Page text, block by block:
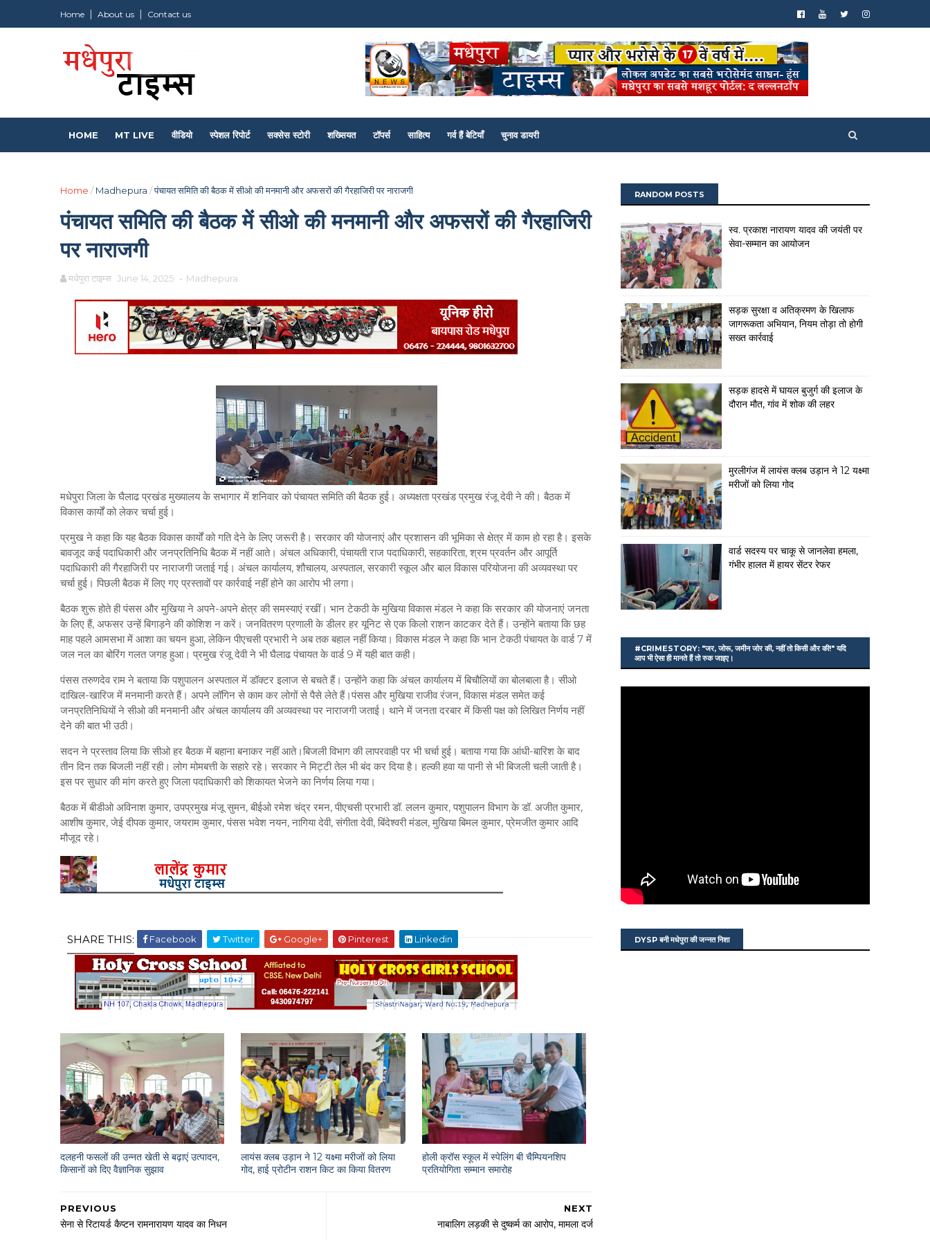
Home About us Contact us
HOME MT LIVE वीडियो स्पेशल रिपोर्ट सक्सेस स्टोरी शख्सियत टॉपर्स साहित्य गर्व हैं बेटियाँ चुनाव डायरी
Home / Madhepura /पंचायत समिति की बैठक में सीओ की मनमानी और अफसरों की गैरहाजिरी पर नाराजगी
पंचायत समिति की बैठक में सीओ की मनमानी और अफसरों की गैरहाजिरी
पर नाराजगी
मधेपुरा टाइम्स June 14, 2025 - Madhepura
मधेपुरा जिला के घैलाढ प्रखंड मुख्यालय के सभागार में शनिवार को पंचायत समिति की बैठक हुई। अध्यक्षता प्रखंड प्रमुख रंजू देवी ने की। बैठक में
विकास कार्यों को लेकर चर्चा हुई।
प्रमुख ने कहा कि यह बैठक विकास कार्यों को गति देने के लिए जरूरी है। सरकार की योजनाएं और प्रशासन की भूमिका से क्षेत्र में काम हो रहा है। इसके
बावजूद कई पदाधिकारी और जनप्रतिनिधि बैठक में नहीं आते। अंचल अधिकारी, पंचायती राज पदाधिकारी, सहकारिता, श्रम प्रवर्तन और आपूर्ति
पदाधिकारी की गैरहाजिरी पर नाराजगी जताई गई। अंचल कार्यालय, शौचालय, अस्पताल, सरकारी स्कूल और बाल विकास परियोजना की अव्यवस्था पर
चर्चा हुई। पिछली बैठक में लिए गए प्रस्तावों पर कार्रवाई नहीं होने का आरोप भी लगा।
बैठक शुरू होते ही पंसस और मुखिया ने अपने-अपने क्षेत्र की समस्याएं रखीं। भान टेकठी के मुखिया विकास मंडल ने कहा कि सरकार की योजनाएं जनता
के लिए हैं, अफसर उन्हें बिगाड़ने की कोशिश न करें। जनवितरण प्रणाली के डीलर हर यूनिट से एक किलो राशन काटकर देते हैं। उन्होंने बताया कि छह
माह पहले आमसभा में आशा का चयन हुआ, लेकिन पीएचसी प्रभारी ने अब तक बहाल नहीं किया। विकास मंडल ने कहा कि भान टेकठी पंचायत के वार्ड 7 में
जल नल का बोरिंग गलत जगह हुआ। प्रमुख रंजू देवी ने भी घैलाढ पंचायत के वार्ड 9 में यही बात कही।
पंसस तरुणदेव राम ने बताया कि पशुपालन अस्पताल में डॉक्टर इलाज से बचते हैं। उन्होंने कहा कि अंचल कार्यालय में बिचौलियों का बोलबाला है। सीओ
दाखिल-खारिज में मनमानी करते हैं। अपने लॉगिन से काम कर लोगों से पैसे लेते हैं।पंसस और मुखिया राजीव रंजन, विकास मंडल समेत कई
जनप्रतिनिधियों ने सीओ की मनमानी और अंचल कार्यालय की अव्यवस्था पर नाराजगी जताई। थाने में जनता दरबार में किसी पक्ष को लिखित निर्णय नहीं
देने की बात भी उठी।
सदन ने प्रस्ताव लिया कि सीओ हर बैठक में बहाना बनाकर नहीं आते।बिजली विभाग की लापरवाही पर भी चर्चा हुई। बताया गया कि आंधी-बारिश के बाद
तीन दिन तक बिजली नहीं रही। लोग मोमबत्ती के सहारे रहे। सरकार ने मिट्टी तेल भी बंद कर दिया है। हल्की हवा या पानी से भी बिजली चली जाती है।
इस पर सुधार की मांग करते हुए जिला पदाधिकारी को शिकायत भेजने का निर्णय लिया गया।
बैठक में बीडीओ अविनाश कुमार, उपप्रमुख मंजू सुमन, बीईओ रमेश चंद्र रमन, पीएचसी प्रभारी डॉ. ललन कुमार, पशुपालन विभाग के डॉ. अजीत कुमार,
आशीष कुमार, जेई दीपक कुमार, जयराम कुमार, पंसस भवेश नयन, नागिया देवी, संगीता देवी, बिंदेश्वरी मंडल, मुखिया बिमल कुमार, प्रेमजीत कुमार आदि
मौजूद रहे।
SHARE THIS: Facebook Twitter Google+ Pinterest Linkedin
दलहनी फसलों की उन्नत खेती से बढ़ाएं उत्पादन,
किसानों को दिए वैज्ञानिक सुझाव
लायंस क्लब उड़ान ने 12 यक्ष्मा मरीजों को लिया
गोद, हाई प्रोटीन राशन किट का किया वितरण
होली क्रॉस स्कूल में स्पेलिंग बी चैम्पियनशिप
प्रतियोगिता सम्मान समारोह
NEXT
नाबालिग लड़की से दुष्कर्म का आरोप, मामला दर्ज
PREVIOUS
सेना से रिटायर्ड कैप्टन रामनारायण यादव का निधन
RANDOM POSTS
स्व. प्रकाश नारायण यादव की जयंती पर
सेवा-सम्मान का आयोजन
सड़क सुरक्षा व अतिक्रमण के खिलाफ
जागरूकता अभियान, नियम तोड़ा तो होगी
सख्त कार्रवाई
सड़क हादसे में घायल बुजुर्ग की इलाज के
दौरान मौत, गांव में शोक की लहर
मुरलीगंज में लायंस क्लब उड़ान ने 12 यक्ष्मा
मरीजों को लिया गोद
वार्ड सदस्य पर चाकू से जानलेवा हमला,
गंभीर हालत में हायर सेंटर रेफर
#CRIMESTORY: "जर, जोरू, जमीन जोर की, नहीं तो किसी और की!" यदि
आप भी ऐसा ही मानते हैं तो रुक जाइए।
DYSP बनी मधेपुरा की जन्नत निशा